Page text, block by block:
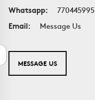
Whatsapp:
770445995
Email:
Message Us
MESSAGE US